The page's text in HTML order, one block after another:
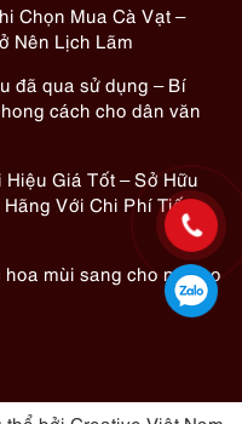
Chọn Mua Cà Vạt –
Nên Lịch Lãm
đã qua sử dụng – Bí
cách cho dân văn
Giá Tốt – Sở Hữu
Với Chi Phí Tiết
mùi sang cho nữ cho